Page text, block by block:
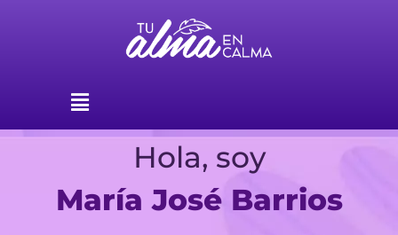
Menú
Hola, soy
María José Barrios